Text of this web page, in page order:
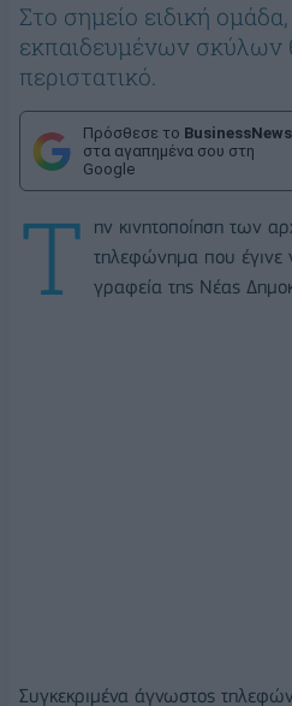
Στο σημείο ειδική
εκπαιδευμένων σκύλων
περιστατικό.
Πρόσθεσε το BusinessNews
στα αγαπημένα σου στη
Google
Τ
ην κινητοποίηση των
τηλεφώνημα που έγινε
γραφεία της Νέας
Συγκεκριμένα άγνωστος